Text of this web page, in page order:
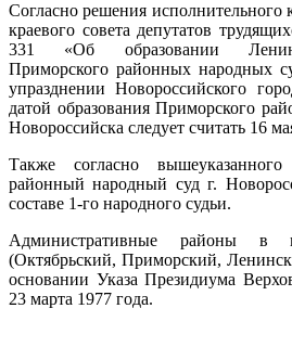
Согласно решения исполнительного
краевого совета депутатов
331 «Об образовании
Приморского районных народных
упразднении Новороссийского
датой образования Приморского
Новороссийска следует считать 16
Также согласно
районный народный суд г.
составе 1-го народного судьи.
Административные районы в
(Октябрьский, Приморский,
основании Указа Президиума
23 марта 1977 года.